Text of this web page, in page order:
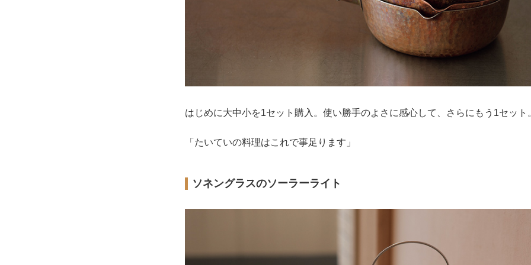
はじめに大中小を1セット購入。使い勝手のよさに感心して、さらにもう1セット
「たいていの料理はこれで事足ります」
ソネングラスのソーラーライト